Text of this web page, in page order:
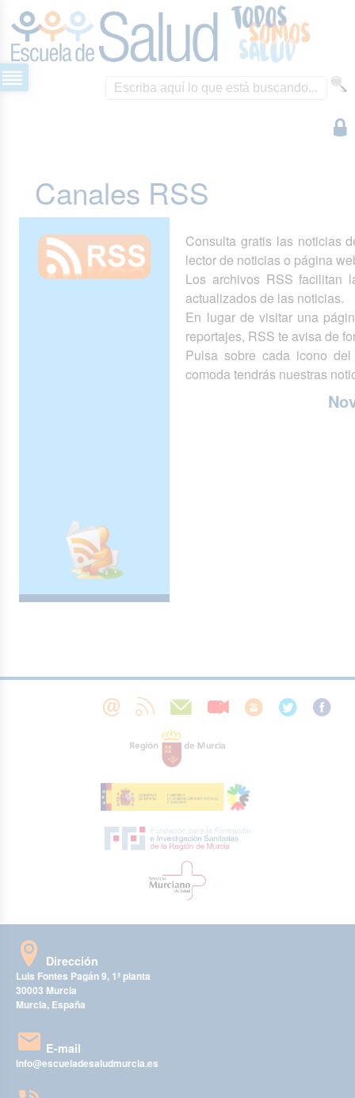
Canales RSS
Consulta gratis las noticias
lector de noticias o página
Los archivos RSS facilitan
actualizados de las noticias.
En lugar de visitar una
reportajes, RSS te avisa de
Pulsa sobre cada icono
comoda tendrás nuestras
Dirección
Luis Fontes Pagán 9, 1ª planta
30003 Murcia
Murcia, España
E-mail
info@escueladesaludmurcia.es